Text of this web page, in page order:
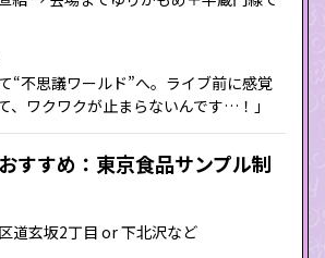
“不思議ワールド”へ。ライブ前に感覚
、ワクワクが止まらないんです…！」
すすめ：東京食品サンプル制
道玄坂2丁目 or 下北沢など